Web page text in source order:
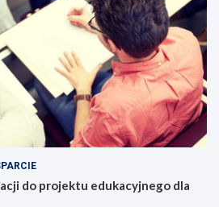
do projektu edukacyjnego dla